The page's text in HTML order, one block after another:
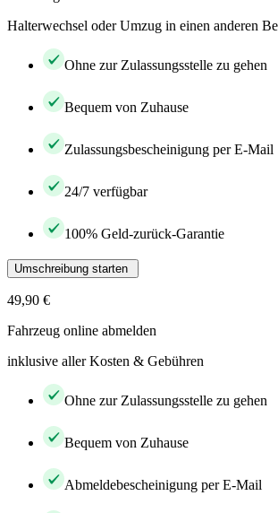
Halterwechsel oder Umzug in einen anderen
Ohne zur Zulassungsstelle zu gehen
Bequem von Zuhause
Zulassungsbescheinigung per E-Mail
24/7 verfügbar
100% Geld-zurück-Garantie
Umschreibung starten
49,90 €
Fahrzeug online abmelden
inklusive aller Kosten & Gebühren
Ohne zur Zulassungsstelle zu gehen
Bequem von Zuhause
Abmeldebescheinigung per E-Mail